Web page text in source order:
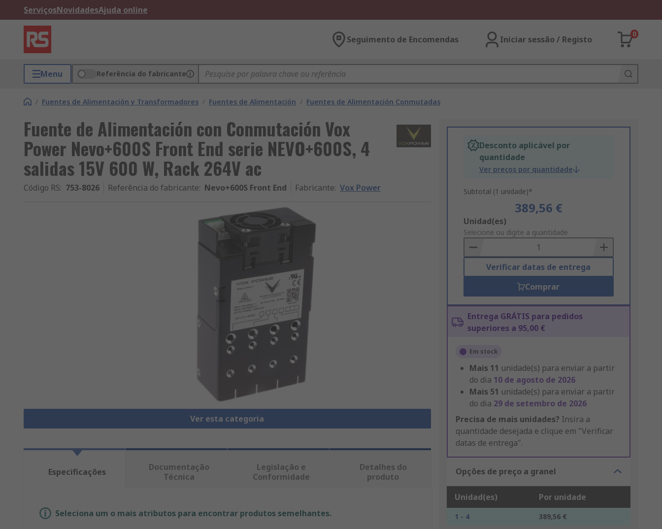
ServiçosNovidadesAjuda online
Seguimento de Encomendas Iniciar sessão / Registo
0
Menu Referência do fabricante
/ Fuentes de Alimentación y Transformadores / Fuentes de Alimentación / Fuentes de Alimentación Conmutadas
Fuente de Alimentación con Conmutación Vox
Power Nevo+600S Front End serie NEVO+600S, 4
salidas 15V 600 W, Rack 264V ac
Código RS: 753-8026 Referência do fabricante: Nevo+600S Front End Fabricante: Vox Power
Ver esta categoria
Desconto aplicável por
quantidade
Ver preços por quantidade
Subtotal (1 unidade)*
389,56 €
Add
to
Basket
Unidad(es)
Selecione ou digite a quantidade
Verificar datas de entrega
Comprar
Entrega GRÁTIS para pedidos
superiores a 95,00 €
Em stock
Mais 11 unidade(s) para enviar a partir
do dia 10 de agosto de 2026
Mais 51 unidade(s) para enviar a partir
do dia 29 de setembro de 2026
Precisa de mais unidades? Insira a
quantidade desejada e clique em "Verificar
datas de entrega".
Opções de preço a granel
Unidad(es) Por unidade
1 - 4
389,56 €
Especificações
Documentação
Técnica
Legislação e
Conformidade
Detalhes do
produto
Seleciona um o mais atributos para encontrar produtos semelhantes.